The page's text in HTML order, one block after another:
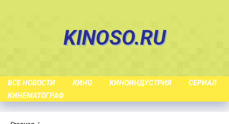
KINOSO.RU
ВСЕ НОВОСТИ КИНО КИНОИНДУСТРИЯ
СЕРИАЛ
КИНЕМАТОГРАФ